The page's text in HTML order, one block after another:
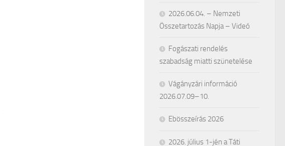
2026.06.04. – Nemzeti
Összetartozás Napja – Videó
Fogászati rendelés
szabadság miatti szünetelése
Vágányzári információ
2026.07.09–10.
Ebösszeírás 2026
2026. július 1-jén a Táti